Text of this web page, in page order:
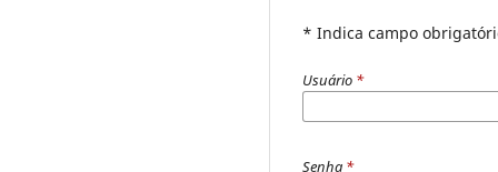
* Indica campo
Usuário *
Senha *